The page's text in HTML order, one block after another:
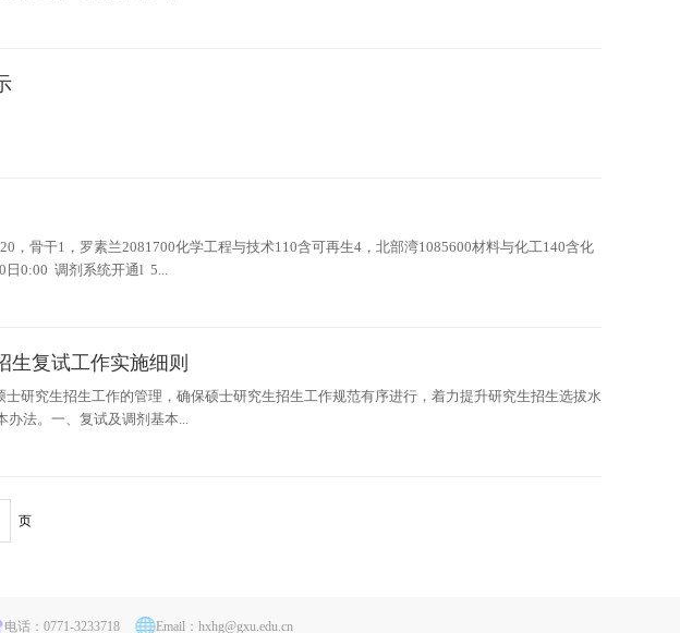
，骨干1，罗素兰2081700化学工程与技术110含可再生4，北部湾1085600材料与化工140含化
日0:00 调剂系统开通l 5...
生复试工作实施细则
研究生招生工作的管理，确保硕士研究生招生工作规范有序进行，着力提升研究生招生选拔水
办法。一、复试及调剂基本...
页
电话：0771-3233718 Email：hxhg@gxu.edu.cn